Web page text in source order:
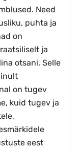
Need
puhta ja
on
ja
otsani. Selle
on tugev
kuid tugev ja
eest